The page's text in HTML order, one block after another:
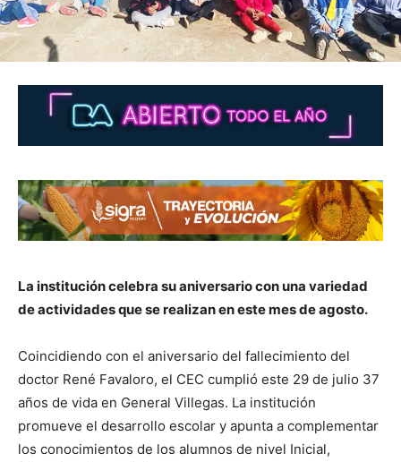
La institución celebra su aniversario con una variedad
de actividades que se realizan en este mes de agosto.
Coincidiendo con el aniversario del fallecimiento del
doctor René Favaloro, el CEC cumplió este 29 de julio 37
años de vida en General Villegas. La institución
promueve el desarrollo escolar y apunta a complementar
los conocimientos de los alumnos de nivel Inicial,